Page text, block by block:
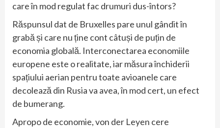
care în mod regulat fac drumuri dus-întors?
Răspunsul dat de Bruxelles pare unul gândit în
grabă și care nu ține cont câtuși de puțin de
economia globală. Interconectarea economiile
europene este o realitate, iar măsura închiderii
spațiului aerian pentru toate avioanele care
decolează din Rusia va avea, în mod cert, un efect
de bumerang.
Apropo de economie, von der Leyen cere